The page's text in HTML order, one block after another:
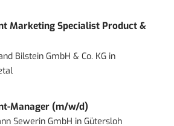
Marketing Specialist Product &
Bilstein GmbH & Co. KG in
Manager (m/w/d)
Sewerin GmbH inGütersloh